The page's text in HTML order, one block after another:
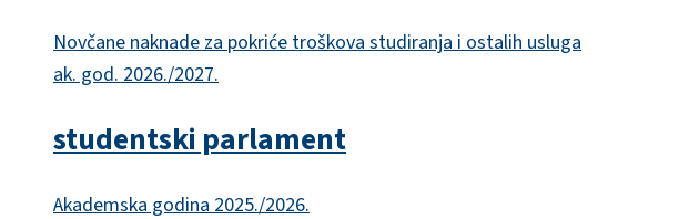
Novčane naknade za pokriće troškova studiranja i ostalih usluga
ak. god. 2026./2027.
studentski parlament
Akademska godina 2025./2026.